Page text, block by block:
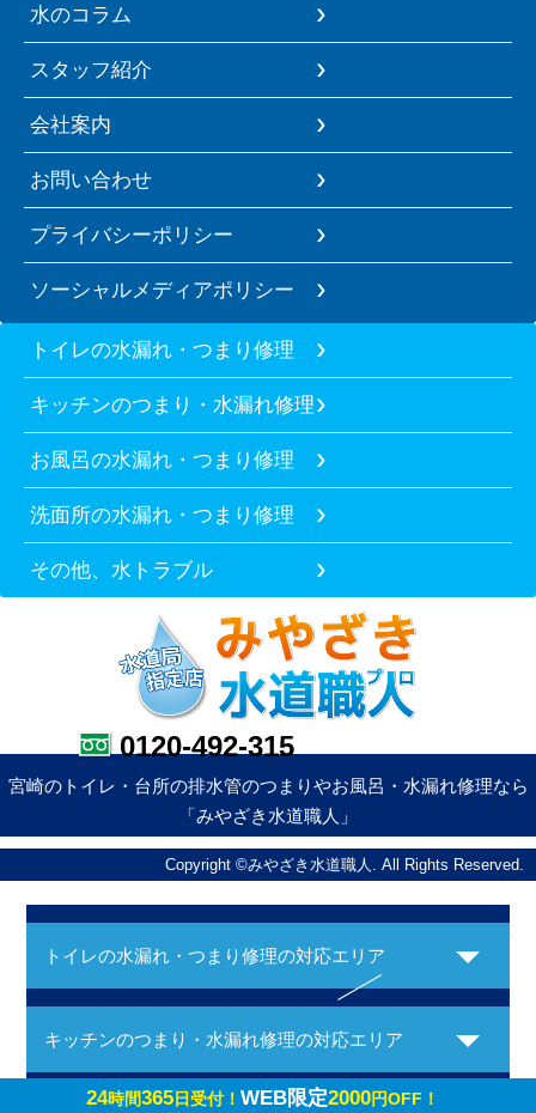
水のコラム
スタッフ紹介
会社案内
お問い合わせ
プライバシーポリシー
ソーシャルメディアポリシー
トイレの水漏れ・つまり修理
キッチンのつまり・水漏れ修理
お風呂の水漏れ・つまり修理
洗面所の水漏れ・つまり修理
その他、水トラブル
0120-492-315
宮崎のトイレ・台所の排水管のつまりやお風呂・水漏れ修理なら
「みやざき水道職人」
Copyright ©みやざき水道職人. All Rights Reserved.
トイレの水漏れ・つまり修理の対応エリア
キッチンのつまり・水漏れ修理の対応エリア
24時間365日受付！ WEB限定2000円OFF！